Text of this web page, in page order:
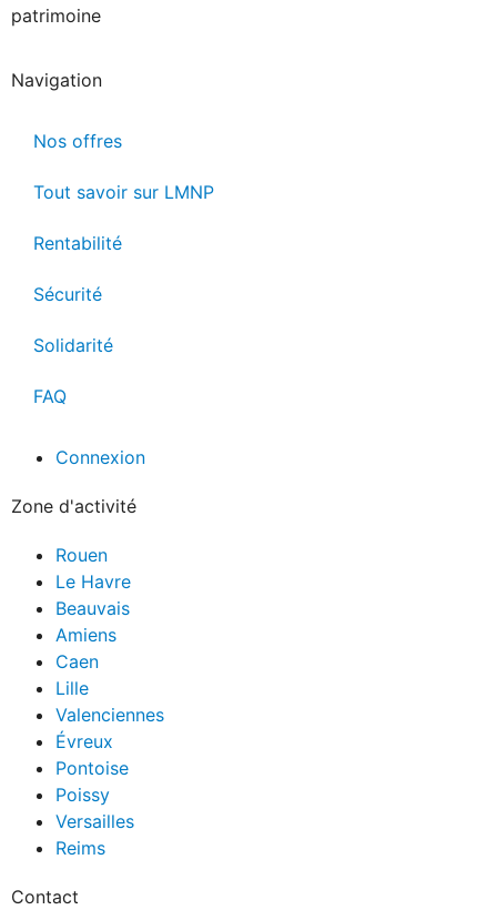
patrimoine
Navigation
Nos offres
Tout savoir sur LMNP
Rentabilité
Sécurité
Solidarité
FAQ
Connexion
Zone d'activité
Rouen
Le Havre
Beauvais
Amiens
Caen
Lille
Valenciennes
Évreux
Pontoise
Poissy
Versailles
Reims
Contact